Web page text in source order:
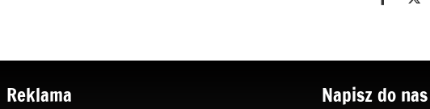
Reklama Napisz do nas